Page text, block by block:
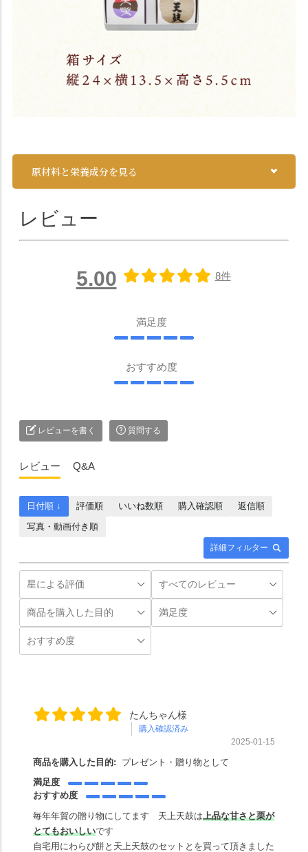
原材料と栄養成分を見る
レビュー
5.00 8件
満足度
おすすめ度
レビューを書く 質問する
レビュー Q&A
詳細フィルター
日付順 ↓ 評価順 いいね数順 購入確認順
返信順
写真・動画付き順
たんちゃん様
購入確認済み
2025-01-15
商品を購入した目的:
プレゼント・贈り物として
満足度
おすすめ度
毎年年賀の贈り物にしてます 天上天鼓は上品な甘さと栗が
とてもおいしいです
自宅用にわらび餅と天上天鼓のセットとを買って頂きました